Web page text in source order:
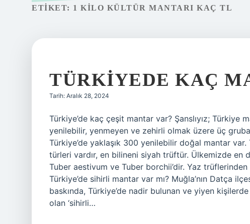
ETIKET: 1 KILO KÜLTÜR MANTARI KAÇ TL
TÜRKIYEDE KAÇ
Tarih: Aralık 28, 2024
Türkiye’de kaç çeşit mantar var? Şanslıyız; Türkiye
yenilebilir, yenmeyen ve zehirli olmak üzere üç
Türkiye’de yaklaşık 300 yenilebilir doğal mantar var.
türleri vardır, en bilineni siyah trüftür. Ülkemizde en
Tuber aestivum ve Tuber borchii’dir. Yaz
Türkiye’de sihirli mantar var mı? Muğla’nın Datça
baskında, Türkiye’de nadir bulunan ve yiyen
olan ‘sihirli…